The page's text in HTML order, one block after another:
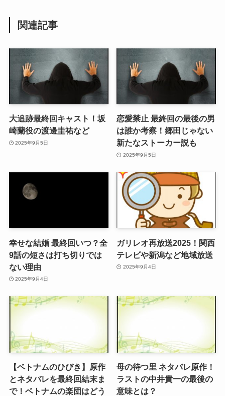
関連記事
大追跡最終回キャスト！坂
崎蘭役の渡邊圭祐など
2025年9月5日
恋愛禁止 最終回の最後の男
は誰か考察！郷田じゃない
新たなストーカー説も
2025年9月5日
幸せな結婚 最終回いつ？全
9話の短さは打ち切りでは
ない理由
2025年9月4日
ガリレオ再放送2025！関西
テレビや新潟など地域放送
2025年9月4日
【ベトナムのひびき】原作
とネタバレを最終回結末ま
で！ベトナムの楽団はどう
母の待つ里 ネタバレ原作！
ラストの中井貴一の最後の
意味とは？